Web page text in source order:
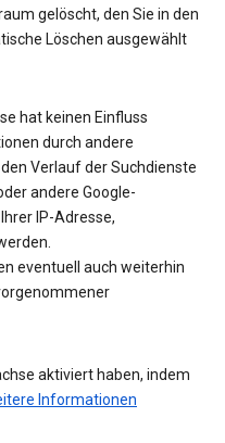
gelöscht, den Sie in den
Löschen ausgewählt
hat keinen Einfluss
durch andere
Verlauf der Suchdienste
andere Google-
IP-Adresse,
eventuell auch weiterhin
aktiviert haben, indem
Informationen